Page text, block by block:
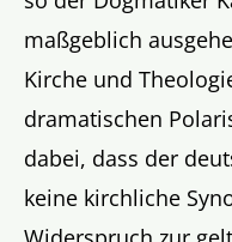
maßgeblich
Kirche und
dramatischen
dabei, dass der
keine kirchliche